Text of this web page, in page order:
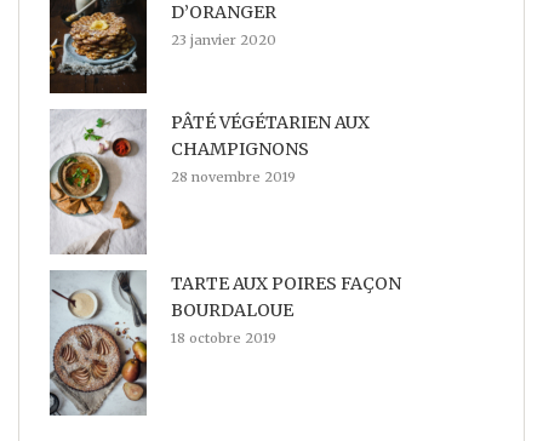
D’ORANGER
23 janvier 2020
PÂTÉ VÉGÉTARIEN AUX
CHAMPIGNONS
28 novembre 2019
TARTE AUX POIRES FAÇON
BOURDALOUE
18 octobre 2019